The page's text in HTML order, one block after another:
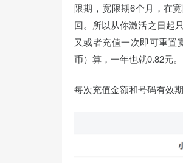
限期，宽限期6个月，在
回。所以从你激活之日起
又或者充值一次即可重置
币）算，一年也就0.82元。
每次充值金额和号码有效